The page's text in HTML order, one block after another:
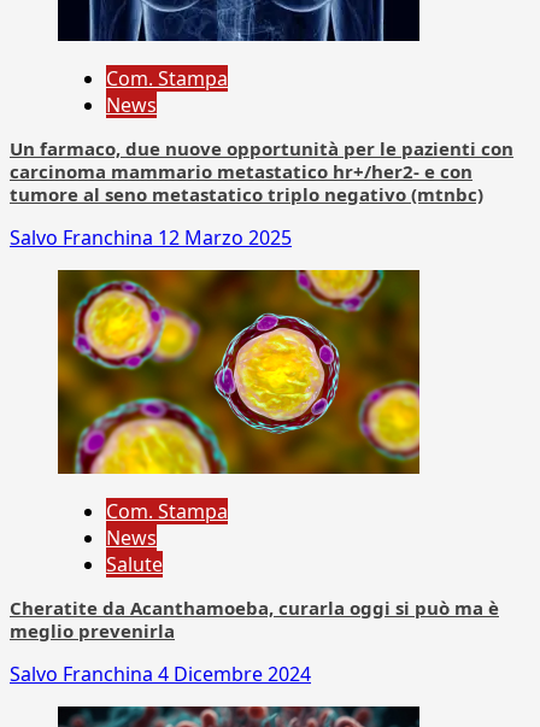
Com. Stampa
News
Un farmaco, due nuove opportunità per le pazienti con
carcinoma mammario metastatico hr+/her2- e con
tumore al seno metastatico triplo negativo (mtnbc)
Salvo Franchina 12 Marzo 2025
Com. Stampa
News
Salute
Cheratite da Acanthamoeba, curarla oggi si può ma è
meglio prevenirla
Salvo Franchina 4 Dicembre 2024